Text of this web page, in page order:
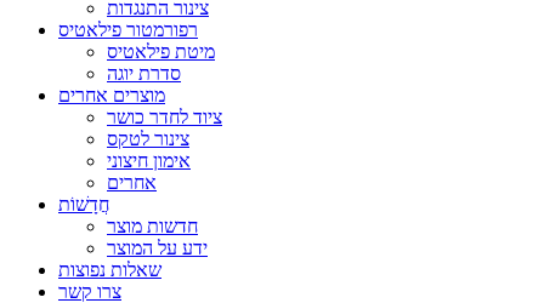
צינור התנגדות
רפורמטור פילאטיס
מיטת פילאטיס
סדרת יוגה
מוצרים אחרים
ציוד לחדר כושר
צינור לטקס
אימון חיצוני
אחרים
חֲדָשׁוֹת
חדשות מוצר
ידע על המוצר
שאלות נפוצות
צרו קשר